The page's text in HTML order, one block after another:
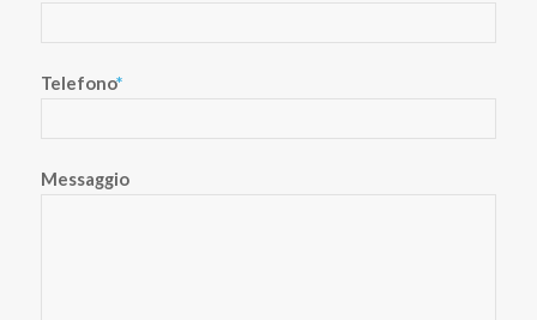
Telefono*
Messaggio